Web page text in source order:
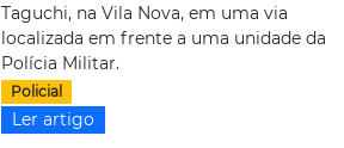
Taguchi, na Vila Nova, em uma via
localizada em frente a uma unidade da
Polícia Militar.
Policial
Ler artigo